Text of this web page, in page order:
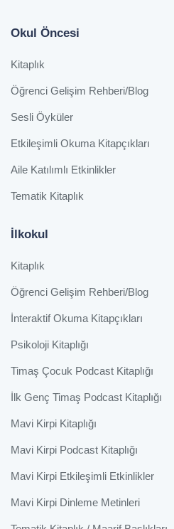
Okul Öncesi
Kitaplık
Öğrenci Gelişim Rehberi/Blog
Sesli Öyküler
Etkileşimli Okuma Kitapçıkları
Aile Katılımlı Etkinlikler
Tematik Kitaplık
İlkokul
Kitaplık
Öğrenci Gelişim Rehberi/Blog
İnteraktif Okuma Kitapçıkları
Psikoloji Kitaplığı
Timaş Çocuk Podcast Kitaplığı
İlk Genç Timaş Podcast Kitaplığı
Mavi Kirpi Kitaplığı
Mavi Kirpi Podcast Kitaplığı
Mavi Kirpi Etkileşimli Etkinlikler
Mavi Kirpi Dinleme Metinleri